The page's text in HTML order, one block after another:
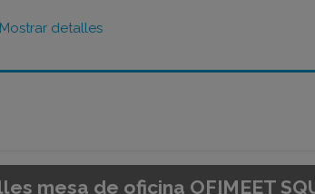
Mostrar detalles
mesa de oficina OFIMEET